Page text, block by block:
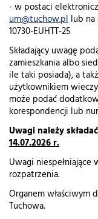
- w postaci
um@tuchow.pl lub na
10730-EUHTT-25
Składający uwagę
zamieszkania albo
ile taki posiada), a
użytkownikiem
może podać
korespondencji lub
Uwagi należy
14.07.2026 r.
Uwagi
rozpatrzenia.
Organem właściwym
Tuchowa.